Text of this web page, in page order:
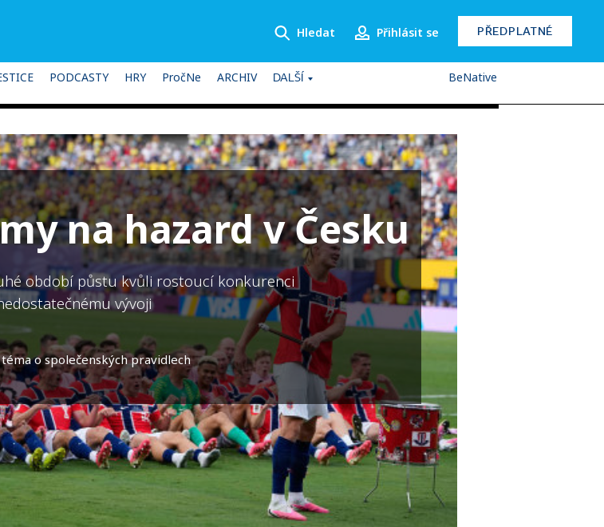
Hledat Přihlásit se PŘEDPLATNÉ
PODCASTY HRY PročNe ARCHIV DALŠÍ BeNative
na hazard v Česku
období půstu kvůli rostoucí konkurenci
vývoji
o společenských pravidlech